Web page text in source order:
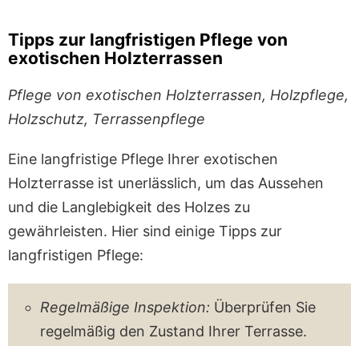
Tipps zur langfristigen Pflege von
exotischen Holzterrassen
Pflege von exotischen Holzterrassen, Holzpflege,
Holzschutz, Terrassenpflege
Eine langfristige Pflege Ihrer exotischen
Holzterrasse ist unerlässlich, um das Aussehen
und die Langlebigkeit des Holzes zu
gewährleisten. Hier sind einige Tipps zur
langfristigen Pflege:
Regelmäßige Inspektion: Überprüfen Sie
regelmäßig den Zustand Ihrer Terrasse.